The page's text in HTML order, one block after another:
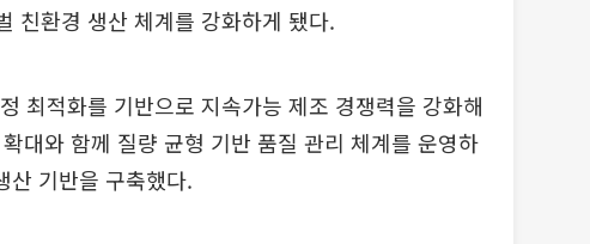
친환경 생산 체계를 강화하게 됐다.
최적화를 기반으로 지속가능 제조 경쟁력을 강화해
대와 함께 질량 균형 기반 품질 관리 체계를 운영하
산 기반을 구축했다.